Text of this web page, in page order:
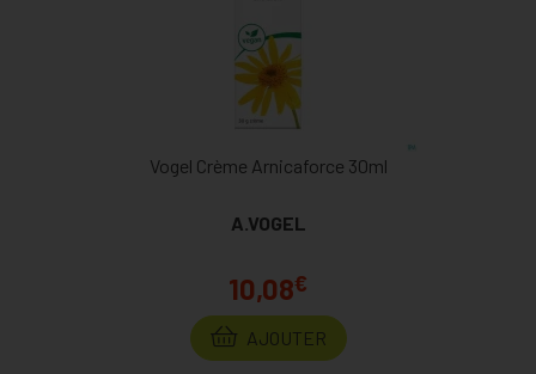
Vogel Crème Arnicaforce 30ml
A.VOGEL
10,08€
AJOUTER